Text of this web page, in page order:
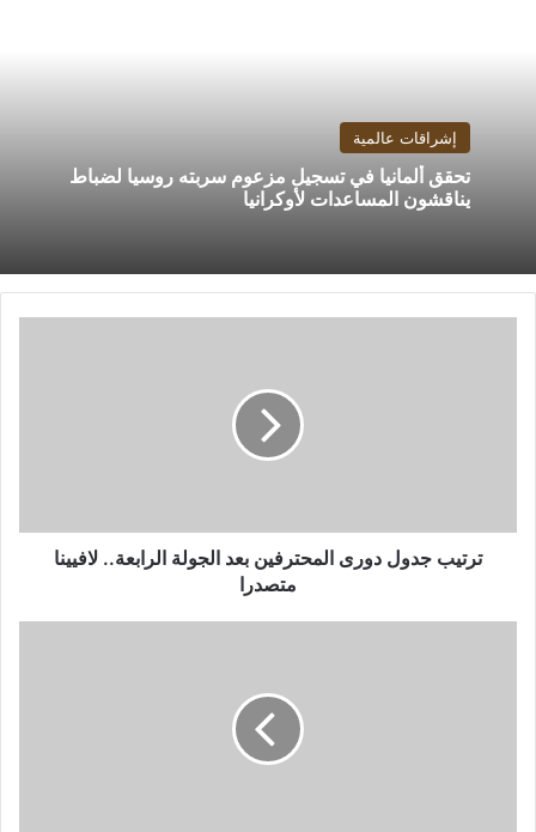
إشراقات عالمية
تحقق ألمانيا في تسجيل مزعوم سربته روسيا لضباط
يناقشون المساعدات لأوكرانيا
متصدرا
ترتيب جدول دورى المحترفين بعد الجولة الرابعة.. لافيينا
متصدرا